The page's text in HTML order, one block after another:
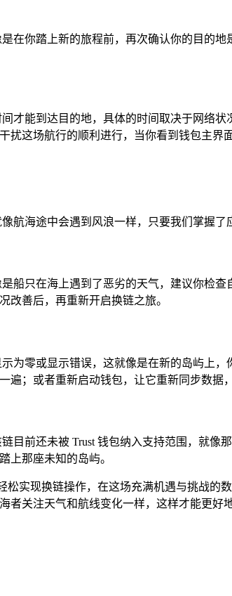
在你踏上新的旅程前，再次确认你的目的
才能到达目的地，具体的时间取决于网络
扰这场航行的顺利进行，当你看到钱包主
航海途中会遇到风浪一样，只要我们掌握了
船只在海上遇到了恶劣的天气，建议你检
改善后，再重新开启换链之旅。
为零或显示错误，这就像是在新的岛屿上
；或者重新启动钱包，让它重新同步数据
目前还未被 Trust 钱包纳入支持范围，就像
上那座未知的岛屿。
松实现换链操作，在这场充满机遇与挑战
关注天气和航线变化一样，这样才能更好